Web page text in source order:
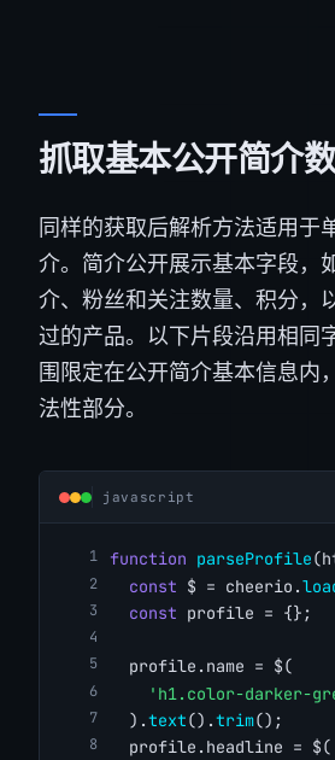
抓取基本公开简介
同样的获取后解析方法适用于
介。简介公开展示基本字段，
介、粉丝和关注数量、积分，
过的产品。以下片段沿用相同
围限定在公开简介基本信息内
法性部分。
javascript
function parseProfile
const $ = cheerio.
const profile = {};
  profile.name = $(
'h1.color-darker-
  ).
text().trim();
  profile.headline = $(